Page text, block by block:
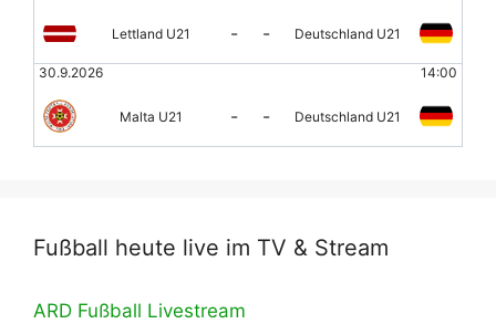
Lettland U21 - - Deutschland U21
30.9.2026 14:00
Malta U21 - - Deutschland U21
Fußball heute live im TV & Stream
ARD Fußball Livestream